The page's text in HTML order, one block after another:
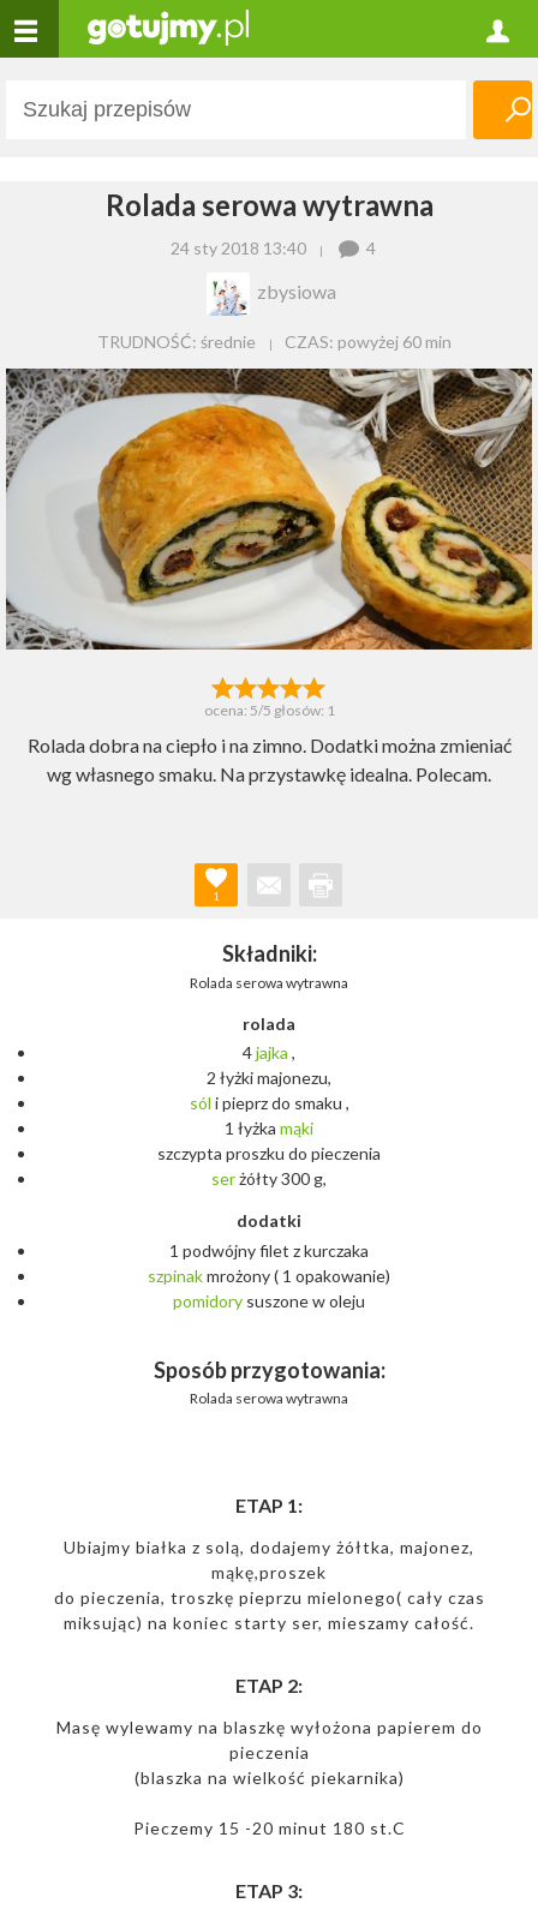
Rolada serowa wytrawna
24 sty 2018 13:40 4
zbysiowa
TRUDNOŚĆ: średnie CZAS: powyżej 60 min
ocena: 5/5 głosów: 1
Rolada dobra na ciepło i na zimno. Dodatki można zmieniać
wg własnego smaku. Na przystawkę idealna. Polecam.
1
Składniki:
Rolada serowa wytrawna
rolada
4jajka ,
2 łyżki majonezu,
sól i pieprz do smaku ,
1 łyżka mąki
szczypta proszku do pieczenia
serżółty 300 g,
dodatki
1 podwójny filet z kurczaka
szpinakmrożony ( 1 opakowanie)
pomidory suszone w oleju
Sposób przygotowania:
Rolada serowa wytrawna
ETAP 1:
Ubiajmy białka z solą, dodajemy żółtka, majonez,
mąkę,proszek
do pieczenia, troszkę pieprzu mielonego( cały czas
miksując) na koniec starty ser, mieszamy całość.
ETAP 2:
Masę wylewamy na blaszkę wyłożona papierem do
pieczenia
(blaszka na wielkość piekarnika)
Pieczemy 15 -20 minut 180 st.C
ETAP 3: